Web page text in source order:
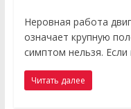
Неровная работа
означает крупную
симптом нельзя.
Читать далее